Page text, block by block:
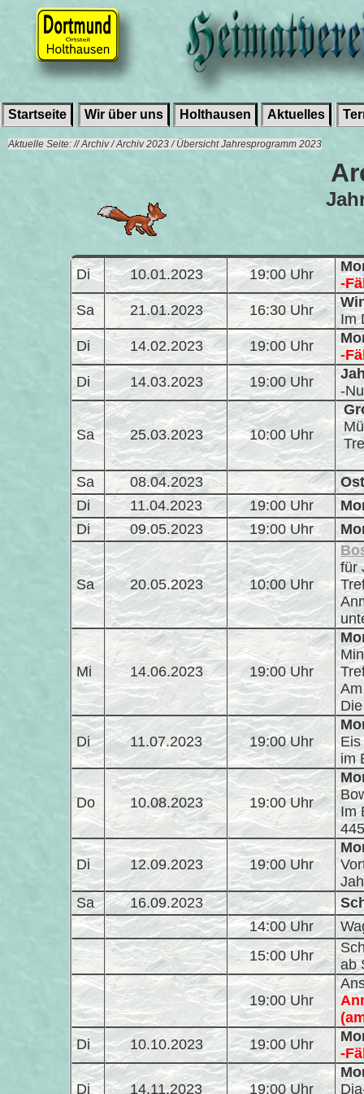
Startseite Wir über uns Holthausen Aktuelles
Aktuelle Seite: // Archiv / Archiv 2023 / Übersicht Jahresprogramm 2023
Di 10.01.2023 19:00 Uhr
-
Sa
21.01.2023 16:30 Uhr
Im
Di
14.02.2023 19:00 Uhr
-
Di
14.03.2023 19:00 Uhr
-
Sa 25.03.2023 10:00 Uhr
Sa 08.04.2023
Di
11.04.2023 19:00 Uhr
Di
09.05.2023 19:00 Uhr
Sa 20.05.2023 10:00 Uhr
für
Mi 14.06.2023 19:00 Uhr
Di 11.07.2023 19:00 Uhr
im
Do 10.08.2023 19:00 Uhr
Im
Di 12.09.2023 19:00 Uhr
Sa
16.09.2023
14:00 Uhr
15:00 Uhr
ab
19:00 Uhr
Di
10.10.2023 19:00 Uhr
-
Di 14.11.2023 19:00 Uhr